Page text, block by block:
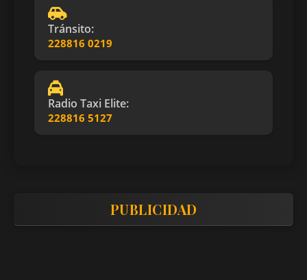
Tránsito:
228816 0219
Radio Taxi Elite:
228816 5127
PUBLICIDAD